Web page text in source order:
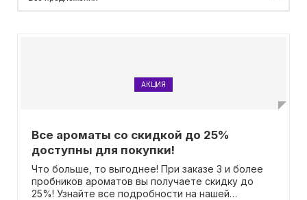
АКЦИЯ
Все ароматы со скидкой до 25%
доступны для покупки!
Что больше, то выгоднее! При заказе 3 и более
пробников ароматов вы получаете скидку до
25%! Узнайте все подробности на нашей